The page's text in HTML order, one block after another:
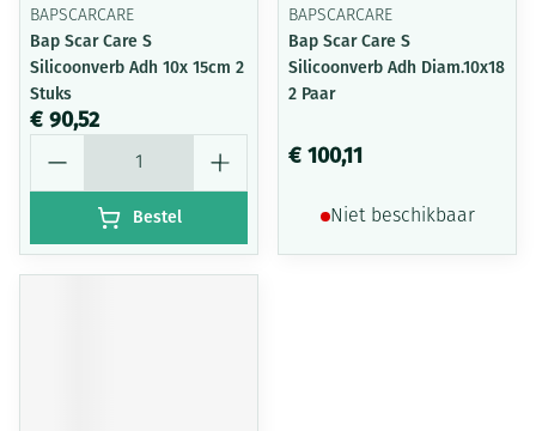
BAPSCARCARE
Bap Scar Care S
Silicoonverb Adh 10x 15cm 2
Stuks
€ 90,52
Bestel
BAPSCARCARE
Bap Scar Care S
Silicoonverb Adh Diam.10x18
2 Paar
€ 100,11
Niet beschikbaar